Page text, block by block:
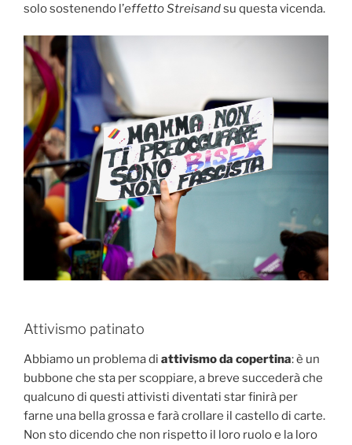
solo sostenendo l’effetto Streisandsu questa vicenda.
Attivismo patinato
Abbiamo un problema di attivismo da copertina: è un
bubbone che sta per scoppiare, a breve succederà che
qualcuno di questi attivisti diventati star finirà per
farne una bella grossa e farà crollare il castello di carte.
Non sto dicendo che non rispetto il loro ruolo e la loro